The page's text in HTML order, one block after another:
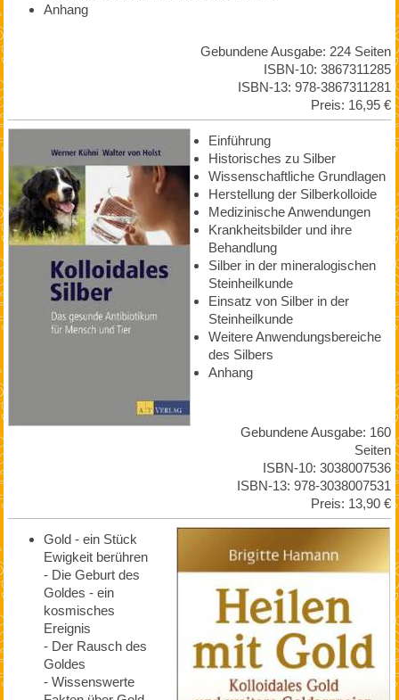
Anhang
Gebundene Ausgabe: 224 Seiten
ISBN-10: 3867311285
ISBN-13: 978-3867311281
Preis: 16,95 €
Einführung
Historisches zu Silber
Wissenschaftliche Grundlagen
Herstellung der Silberkolloide
Medizinische Anwendungen
Krankheitsbilder und ihre
Behandlung
Silber in der mineralogischen
Steinheilkunde
Einsatz von Silber in der
Steinheilkunde
Weitere Anwendungsbereiche
des Silbers
Anhang
Gebundene Ausgabe: 160
Seiten
ISBN-10: 3038007536
ISBN-13: 978-3038007531
Preis: 13,90 €
Gold - ein Stück
Ewigkeit berühren
- Die Geburt des
Goldes - ein
kosmisches
Ereignis
- Der Rausch des
Goldes
- Wissenswerte